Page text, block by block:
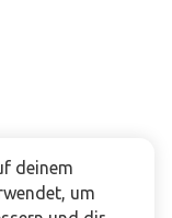
deinem
um